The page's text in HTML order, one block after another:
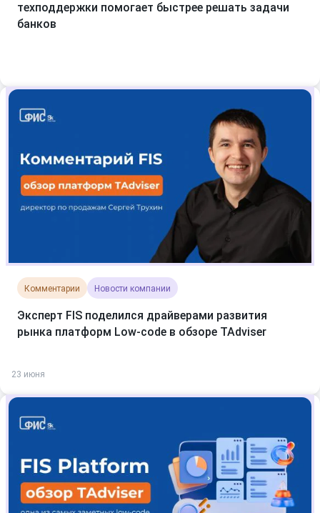
техподдержки помогает быстрее решать задачи
банков
Комментарии Новости компании
Эксперт FIS поделился драйверами развития
рынка платформ Low-code в обзоре TAdviser
23 июня